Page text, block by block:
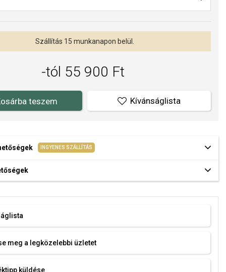
Szállítás 15 munkanapon belül.
-tól 55 900 Ft
teszem Kívánságlista
INGYENES SZÁLLÍTÁS
meg a legközelebbi üzletet
küldése